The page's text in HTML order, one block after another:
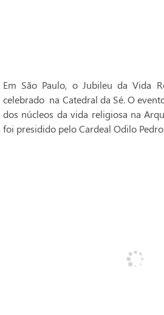
Em São Paulo, o Jubileu da Vida
celebrado na Catedral da Sé. O
dos núcleos da vida religiosa na
foi presidido pelo Cardeal Odilo